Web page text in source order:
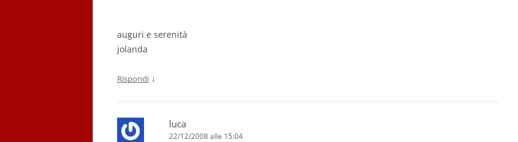
auguri e serenità
jolanda
Rispondi ↓
luca
22/12/2008 alle 15:04